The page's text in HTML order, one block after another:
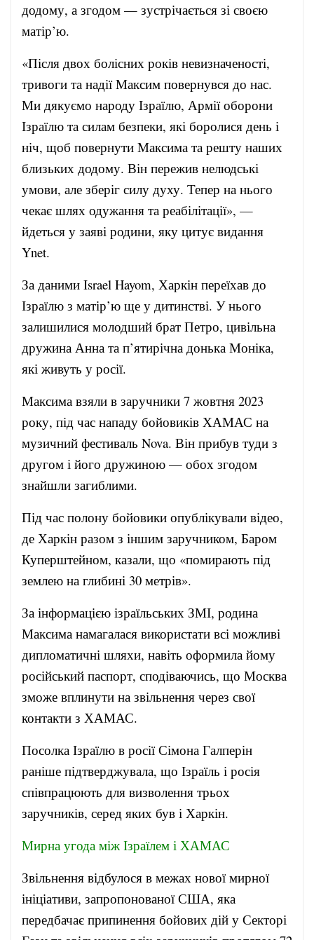
додому, а згодом — зустрічається зі своєю
матір’ю.
«Після двох болісних років невизначеності,
тривоги та надії Максим повернувся до нас.
Ми дякуємо народу Ізраїлю, Армії оборони
Ізраїлю та силам безпеки, які боролися день і
ніч, щоб повернути Максима та решту наших
близьких додому. Він пережив нелюдські
умови, але зберіг силу духу. Тепер на нього
чекає шлях одужання та реабілітації», —
йдеться у заяві родини, яку цитує видання
Ynet.
За даними Israel Hayom, Харкін переїхав до
Ізраїлю з матір’ю ще у дитинстві. У нього
залишилися молодший брат Петро, цивільна
дружина Анна та п’ятирічна донька Моніка,
які живуть у росії.
Максима взяли в заручники 7 жовтня 2023
року, під час нападу бойовиків ХАМАС на
музичний фестиваль Nova. Він прибув туди з
другом і його дружиною — обох згодом
знайшли загиблими.
Під час полону бойовики опублікували відео,
де Харкін разом з іншим заручником, Баром
Куперштейном, казали, що «помирають під
землею на глибині 30 метрів».
За інформацією ізраїльських ЗМІ, родина
Максима намагалася використати всі можливі
дипломатичні шляхи, навіть оформила йому
російський паспорт, сподіваючись, що Москва
зможе вплинути на звільнення через свої
контакти з ХАМАС.
Посолка Ізраїлю в росії Сімона Галперін
раніше підтверджувала, що Ізраїль і росія
співпрацюють для визволення трьох
заручників, серед яких був і Харкін.
Мирна угода між Ізраїлем і ХАМАС
Звільнення відбулося в межах нової мирної
ініціативи, запропонованої США, яка
передбачає припинення бойових дій у Секторі